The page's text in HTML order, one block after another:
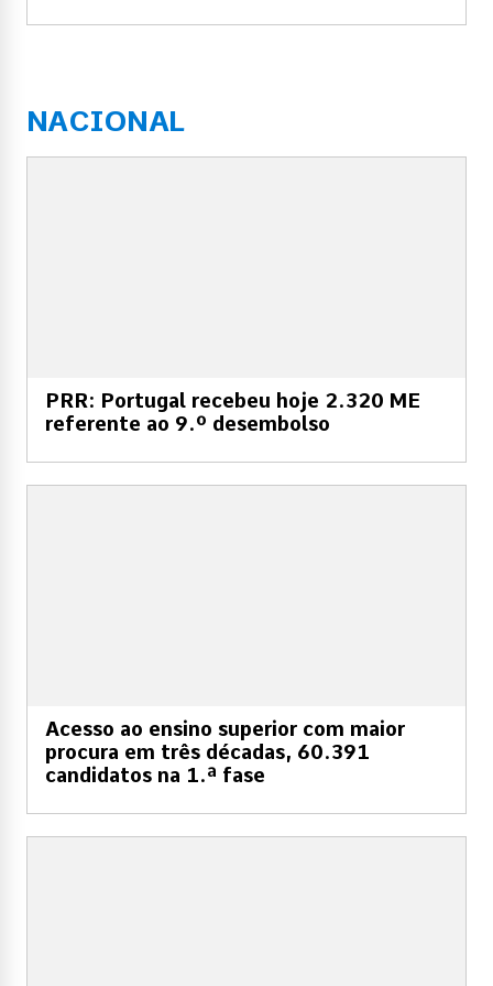
NACIONAL
PRR: Portugal recebeu hoje 2.320 ME
referente ao 9.º desembolso
Acesso ao ensino superior com maior
procura em três décadas, 60.391
candidatos na 1.ª fase